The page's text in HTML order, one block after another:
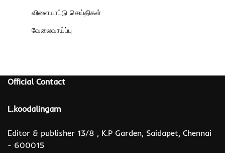
விளையாட்டு செய்திகள்
வேலைவாய்ப்பு
Official Contact
L.koodalingam
Editor & publisher 13/8 , K.P Garden, Saidapet, Chennai
- 600015